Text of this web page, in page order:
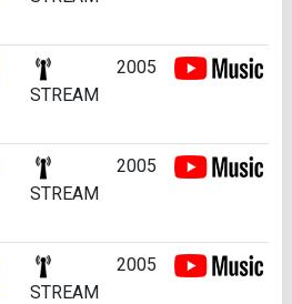
STREAM
2005
STREAM
2005
STREAM
2005